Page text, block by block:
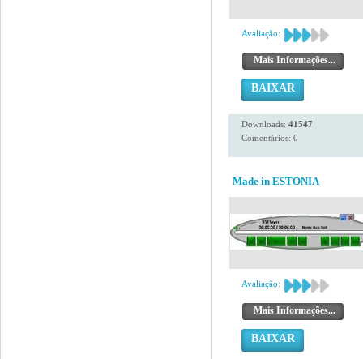
Avaliação:
Mais Informações...
BAIXAR
Downloads: 41547
Comentários: 0
Made in ESTONIA
Avaliação:
Mais Informações...
BAIXAR